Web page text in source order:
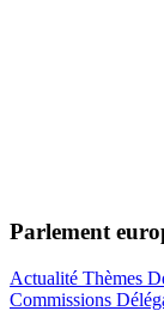
Parlement
Actualité Thèmes
Commissions